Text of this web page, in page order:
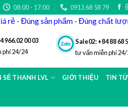
08:00 - 17:00 0913 68 58 79
rẻ - Đúng sản phẩm - Đúng chất
966.02 00 03
phí 24/24
Sale02: +84 88 68
tư vấn miễn phí
SẺ THANH LVL GIỚI THIỆU TIN